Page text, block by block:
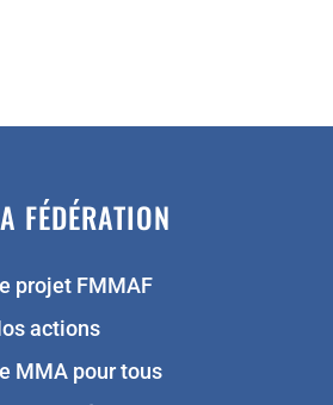
FÉDÉRATION
projet FMMAF
actions
MMA pour tous